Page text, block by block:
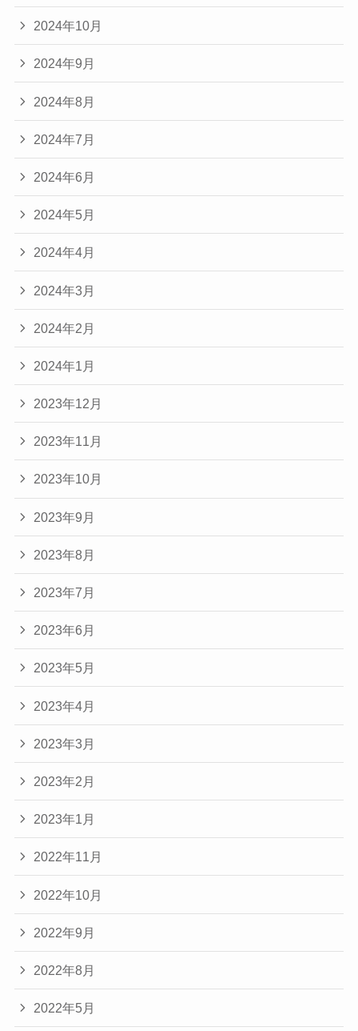
2024年10月
2024年9月
2024年8月
2024年7月
2024年6月
2024年5月
2024年4月
2024年3月
2024年2月
2024年1月
2023年12月
2023年11月
2023年10月
2023年9月
2023年8月
2023年7月
2023年6月
2023年5月
2023年4月
2023年3月
2023年2月
2023年1月
2022年11月
2022年10月
2022年9月
2022年8月
2022年5月